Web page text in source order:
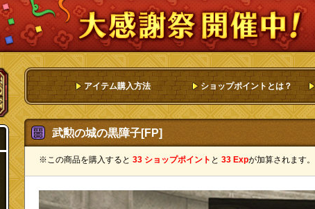
ログイン
アイテム購入方法 ショップポイントとは？
武勲の城の黒障子[FP]
※この商品を購入すると 33 ショップポイント と 33 Expが加算されます。